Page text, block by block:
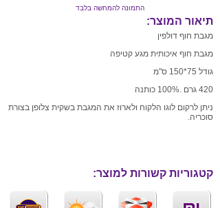
התמונה להמחשה בלבד
תיאור המוצר:
מגבת חוף דולפין
מגבת חוף איכותית מגע קטיפה
גודל 75*150 ס"מ
420 גרם .100% כותנה
ניתן לרקום לוגו הלקוח ולארוז את המגבת בשקית צלופן בצורת
סוכריה.
קטגוריות קשורות למוצר: